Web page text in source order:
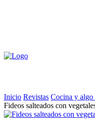
Inicio Revistas Cocina y algo
Fideos salteados con